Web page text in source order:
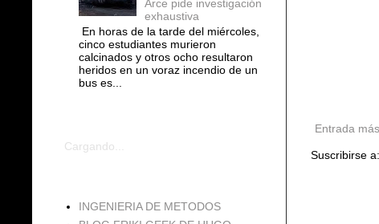
Entrada
Suscribirse a:
Arce pide investigación
exhaustiva
En horas de la tarde del miércoles,
cinco estudiantes murieron
calcinados y otros ocho resultaron
heridos en un voraz incendio de un
bus es...
Cargando...
INGENIERIA DE METODOS